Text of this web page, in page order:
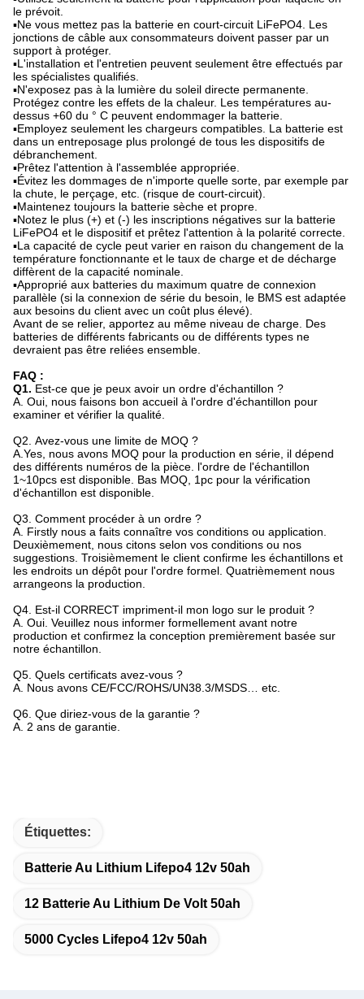
le prévoit.
▪Ne vous mettez pas la batterie en court-circuit LiFePO4. Les
jonctions de câble aux consommateurs doivent passer par un
support à protéger.
▪L'installation et l'entretien peuvent seulement être effectués par
les spécialistes qualifiés.
▪N'exposez pas à la lumière du soleil directe permanente.
Protégez contre les effets de la chaleur. Les températures au-
dessus +60 du ° C peuvent endommager la batterie.
▪Employez seulement les chargeurs compatibles. La batterie est
dans un entreposage plus prolongé de tous les dispositifs de
débranchement.
▪Prêtez l'attention à l'assemblée appropriée.
▪Évitez les dommages de n'importe quelle sorte, par exemple par
la chute, le perçage, etc. (risque de court-circuit).
▪Maintenez toujours la batterie sèche et propre.
▪Notez le plus (+) et (-) les inscriptions négatives sur la batterie
LiFePO4 et le dispositif et prêtez l'attention à la polarité correcte.
▪La capacité de cycle peut varier en raison du changement de la
température fonctionnante et le taux de charge et de décharge
diffèrent de la capacité nominale.
▪Approprié aux batteries du maximum quatre de connexion
parallèle (si la connexion de série du besoin, le BMS est adaptée
aux besoins du client avec un coût plus élevé).
Avant de se relier, apportez au même niveau de charge. Des
batteries de différents fabricants ou de différents types ne
devraient pas être reliées ensemble.
FAQ :
Q1. Est-ce que je peux avoir un ordre d'échantillon ?
A. Oui, nous faisons bon accueil à l'ordre d'échantillon pour
examiner et vérifier la qualité.
Q2. Avez-vous une limite de MOQ ?
A.Yes, nous avons MOQ pour la production en série, il dépend
des différents numéros de la pièce. l'ordre de l'échantillon
1~10pcs est disponible. Bas MOQ, 1pc pour la vérification
d'échantillon est disponible.
Q3. Comment procéder à un ordre ?
A. Firstly nous a faits connaître vos conditions ou application.
Deuxièmement, nous citons selon vos conditions ou nos
suggestions. Troisièmement le client confirme les échantillons et
les endroits un dépôt pour l'ordre formel. Quatrièmement nous
arrangeons la production.
Q4. Est-il CORRECT impriment-il mon logo sur le produit ?
A. Oui. Veuillez nous informer formellement avant notre
production et confirmez la conception premièrement basée sur
notre échantillon.
Q5. Quels certificats avez-vous ?
A. Nous avons CE/FCC/ROHS/UN38.3/MSDS… etc.
Q6. Que diriez-vous de la garantie ?
A. 2 ans de garantie.
Étiquettes:
Batterie Au Lithium Lifepo4 12v 50ah
12 Batterie Au Lithium De Volt 50ah
5000 Cycles Lifepo4 12v 50ah